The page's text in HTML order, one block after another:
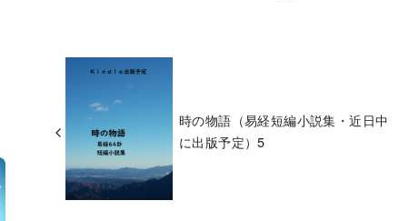
時の物語（易経短編小説集・近日中
に出版予定）5